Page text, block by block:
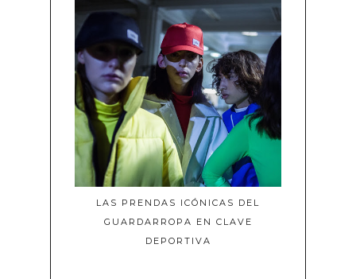
LAS PRENDAS ICÓNICAS DEL
GUARDARROPA EN CLAVE
DEPORTIVA